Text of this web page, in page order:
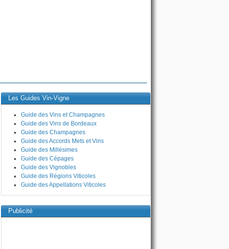
Les Guides Vin-Vigne
Guide des Vins et Champagnes
Guide des Vins de Bordeaux
Guide des Champagnes
Guide des Accords Mets et Vins
Guide des Millésimes
Guide des Cépages
Guide des Vignobles
Guide des Régions Viticoles
Guide des Appellations Viticoles
Publicité